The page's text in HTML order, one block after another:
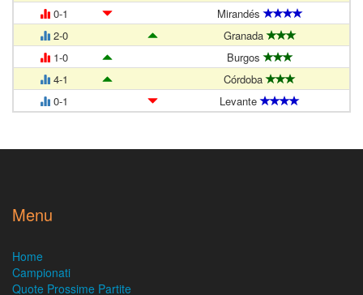
0-1
Mirandés
2-0
Granada
1-0
Burgos
4-1
Córdoba
0-1
Levante
Menu
Home
Campionati
Quote Prossime Partite